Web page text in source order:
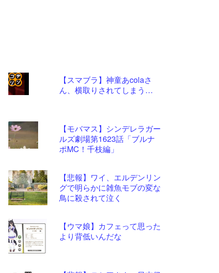
【スマブラ】神童あcolaさ
ん、横取りされてしまう…
【モバマス】シンデレラガー
ルズ劇場第1623話「ブルナ
ポMC！千枝編」
【悲報】ワイ、エルデンリン
グで明らかに雑魚モブの変な
鳥に殺されて泣く
【ウマ娘】カフェって思った
より背低いんだな
コテ
- 固
定リ
ンク
更新
ツー
ル